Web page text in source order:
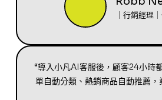
｜行銷經理
“導入小凡AI客服後，顧客24小時
單自動分類、熱銷商品自動推薦，